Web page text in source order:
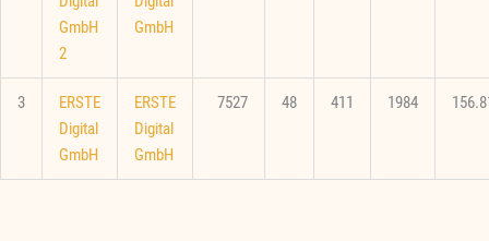
GmbH
2
GmbH
3
ERSTE
Digital
GmbH
ERSTE
Digital
GmbH
7527 48 411 1984